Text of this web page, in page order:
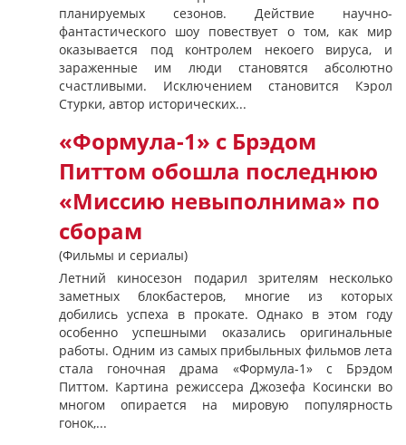
планируемых сезонов. Действие научно-
фантастического шоу повествует о том, как мир
оказывается под контролем некоего вируса, и
зараженные им люди становятся абсолютно
счастливыми. Исключением становится Кэрол
Стурки, автор исторических...
«Формула-1» с Брэдом
Питтом обошла последнюю
«Миссию невыполнима» по
сборам
(Фильмы и сериалы)
Летний киносезон подарил зрителям несколько
заметных блокбастеров, многие из которых
добились успеха в прокате. Однако в этом году
особенно успешными оказались оригинальные
работы. Одним из самых прибыльных фильмов лета
стала гоночная драма «Формула-1» с Брэдом
Питтом. Картина режиссера Джозефа Косински во
многом опирается на мировую популярность
гонок,...